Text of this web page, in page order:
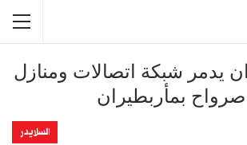
يدمر شبكة اتصالات ومنازل
بمأربطيران
السلايدر